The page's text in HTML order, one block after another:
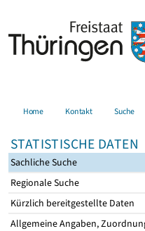
Home Kontakt Suche
STATISTISCHE DATEN
Sachliche Suche
Regionale Suche
Kürzlich bereitgestellte Daten
Allgemeine Angaben,